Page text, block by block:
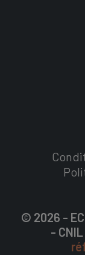
© 2026 -
-